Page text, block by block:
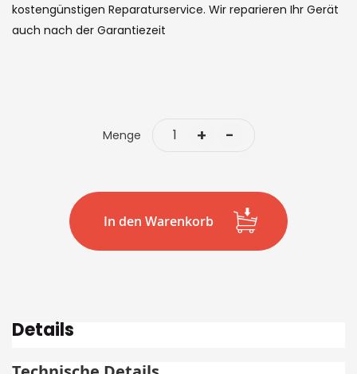
kostengünstigen Reparaturservice. Wir reparieren Ihr Gerät
auch nach der Garantiezeit
Menge -
+
In den Warenkorb
Details